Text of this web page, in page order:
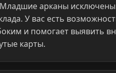
арканы
У вас есть
и помогает выявить
карты.